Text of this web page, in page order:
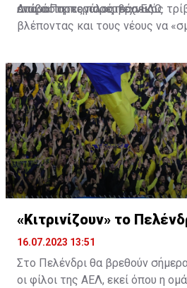
απαραίτητες παρεμβάσεις.
ενώ ο Πορτογάλος τεχνικός
βλέποντας και τους νέους να
Διαβάστε περισσότεραΕΔΩ.
«Κιτρινίζουν» το
16.07.2023 13:51
Στο Πελένδρι θα βρεθούν
οι φίλοι της ΑΕΛ, εκεί όπου η